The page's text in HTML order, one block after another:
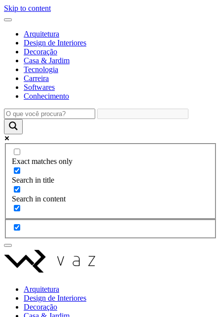
Skip to content
Arquitetura
Design de Interiores
Decoração
Casa & Jardim
Tecnologia
Carreira
Softwares
Conhecimento
Exact matches only
Search in title
Search in content
Arquitetura
Design de Interiores
Decoração